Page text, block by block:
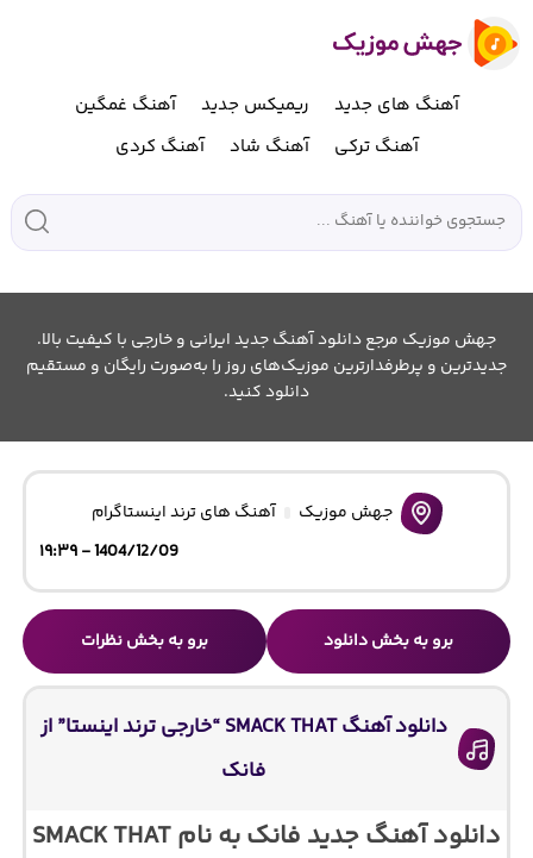
آهنگ های جدید ریمیکس جدید
آهنگ غمگین
آهنگ ترکی
آهنگ شاد آهنگ کردی
جهش موزیک مرجع دانلود آهنگ جدید ایرانی و خارجی با کیفیت بالا.
جدیدترین و پرطرفدارترین موزیک‌های روز را به‌صورت رایگان و مستقیم
دانلود کنید.
جهش موزیک
آهنگ های ترند اینستاگرام
1404/12/09 - ۱۹:۳۹
برو به بخش دانلود برو به بخش نظرات
دانلود آهنگ SMACK THAT “خارجی ترند اینستا” از
فانک
دانلود آهنگ جدید فانک به نام SMACK THAT